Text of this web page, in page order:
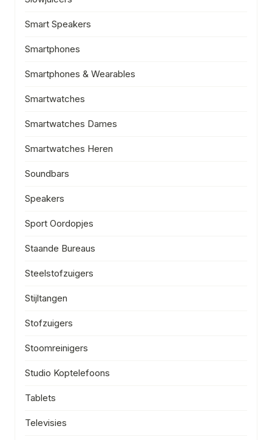
Smart Speakers
Smartphones
Smartphones & Wearables
Smartwatches
Smartwatches Dames
Smartwatches Heren
Soundbars
Speakers
Sport Oordopjes
Staande Bureaus
Steelstofzuigers
Stijltangen
Stofzuigers
Stoomreinigers
Studio Koptelefoons
Tablets
Televisies